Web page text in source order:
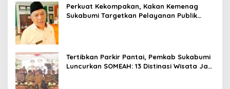
Perkuat Kekompakan, Kakan Kemenag
Sukabumi Targetkan Pelayanan Publik
Tertibkan Parkir Pantai, Pemkab Sukabumi
Luncurkan SOMEAH: 13 Distinasi Wisata Jadi